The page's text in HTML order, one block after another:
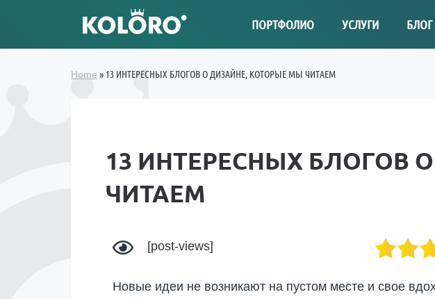
ПОРТФОЛИО УСЛУГИ БЛОГ
Home » 13 ИНТЕРЕСНЫХ БЛОГОВ О ДИЗАЙНЕ, КОТОРЫЕ МЫ ЧИТАЕМ
13 ИНТЕРЕСНЫХ БЛОГОВ
ЧИТАЕМ
[post-views]
Новые идеи не возникают на пустом месте и свое